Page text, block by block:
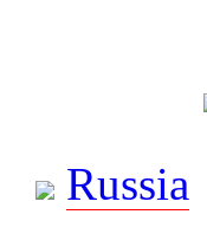
Russia